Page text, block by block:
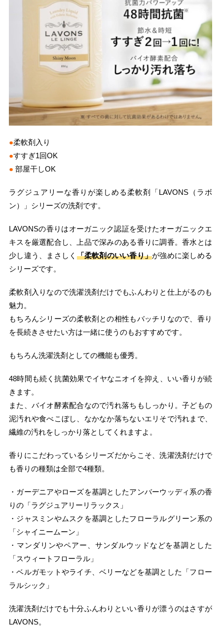
●柔軟剤入り
●すすぎ1回OK
● 部屋干しOK
ラグジュアリーな香りが楽しめる柔軟剤「LAVONS（ラボ
ン）」シリーズの洗剤です。
LAVONSの香りはオーガニック認証を受けたオーガニックエ
キスを厳選配合し、上品で深みのある香りに調香。香水とは
少し違う、まさしく 「柔軟剤のいい香り」が強めに楽しめる
シリーズです。
柔軟剤入りなので洗濯洗剤だけでもふんわりと仕上がるのも
魅力。
もちろんシリーズの柔軟剤との相性もバッチリなので、香り
を長続きさせたい方は一緒に使うのもおすすめです。
もちろん洗濯洗剤としての機能も優秀。
48時間も続く抗菌効果でイヤなニオイを抑え、いい香りが続
きます。
また、バイオ酵素配合なので汚れ落ちもしっかり。子どもの
泥汚れや食べこぼし、なかなか落ちないエリそで汚れまで、
繊維の汚れをしっかり落としてくれますよ。
香りにこだわっているシリーズだからこそ、洗濯洗剤だけで
も香りの種類は全部で4種類。
・ガーデニアやローズを基調としたアンバーウッディ系の香
りの「ラグジュアリーリラックス」
・ジャスミンやムスクを基調としたフローラルグリーン系の
「シャイニームーン」
・マンダリンやペアー、サンダルウッドなどを基調とした
「スウィートフローラル」
・ベルガモットやライチ、ベリーなどを基調とした「フロー
ラルシック」
洗濯洗剤だけでも十分ふんわりといい香りが漂うのはさすが
LAVONS。